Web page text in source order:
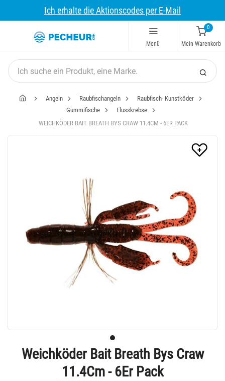
Ich erhalte die Aktionscodes per E-Mail
Menü
0
Mein Warenkorb
Angeln Raubfischangeln
Raubfisch- Kunstköder
Gummifische
Flusskrebse
WEICHKÖDER BAIT BREATH BYS CRAW 11.4CM - 6ER PACK
Weichköder Bait Breath Bys Craw
11.4Cm - 6Er Pack